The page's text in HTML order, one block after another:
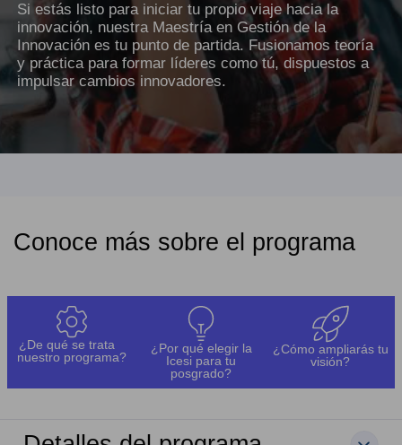
Si estás listo para iniciar tu propio viaje hacia la
innovación, nuestra Maestría en Gestión de la
Innovación es tu punto de partida. Fusionamos teoría
y práctica para formar líderes como tú, dispuestos a
impulsar cambios innovadores.
Conoce más sobre el programa
¿De qué se trata
nuestro programa?
¿Por qué elegir la
Icesi para tu
posgrado?
¿Cómo ampliarás tu
visión?